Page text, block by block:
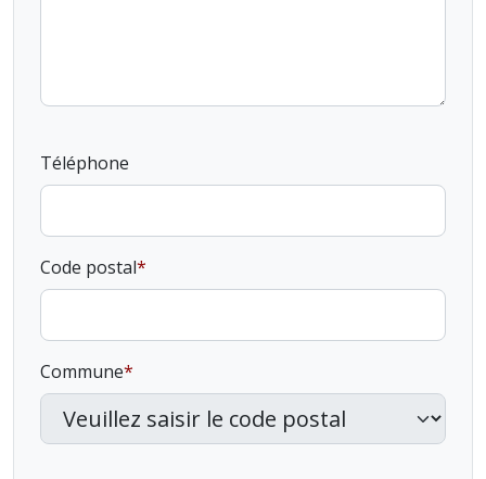
Téléphone
Code postal
Commune